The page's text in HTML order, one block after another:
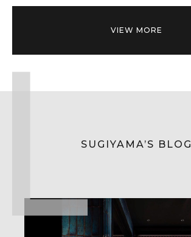
VIEW MORE
SUGIYAMA’S BLOG